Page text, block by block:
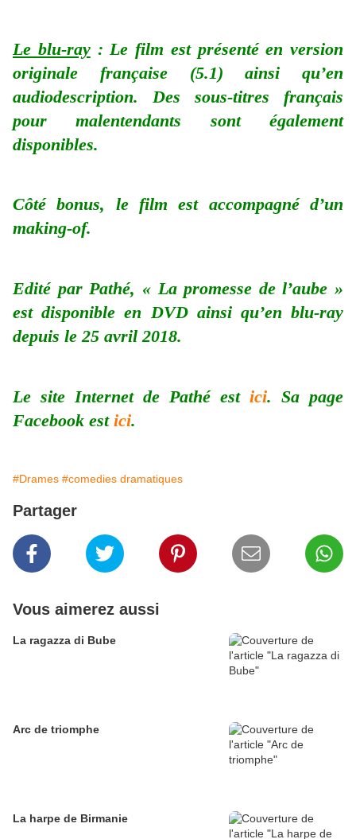
Le blu-ray: Le film est présenté en version
originale française (5.1) ainsi qu’en
audiodescription. Des sous-titres français
pour malentendants sont également
disponibles.
Côté bonus, le film est accompagné d’un
making-of.
Edité par Pathé, « La promesse de l’aube »
est disponible en DVD ainsi qu’en blu-ray
depuis le 25 avril 2018.
Le site Internet de Pathé est ici. Sa page
Facebook est ici.
#Drames #comedies dramatiques
Partager
Vous aimerez aussi
La ragazza di Bube
Arc de triomphe
La harpe de Birmanie